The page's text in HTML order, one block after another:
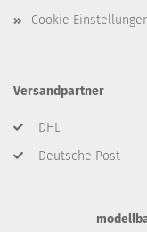
Cookie
Versandpartner
DHL
Deutsche Post